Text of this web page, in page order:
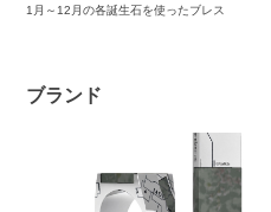
1月～12月の各誕生石を使ったブレス
ブランド